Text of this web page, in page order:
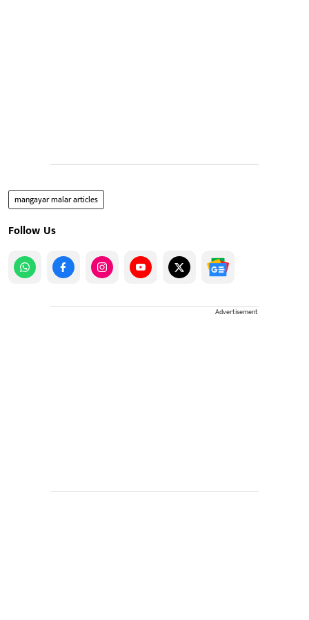
mangayar malar articles
Follow Us
Advertisement